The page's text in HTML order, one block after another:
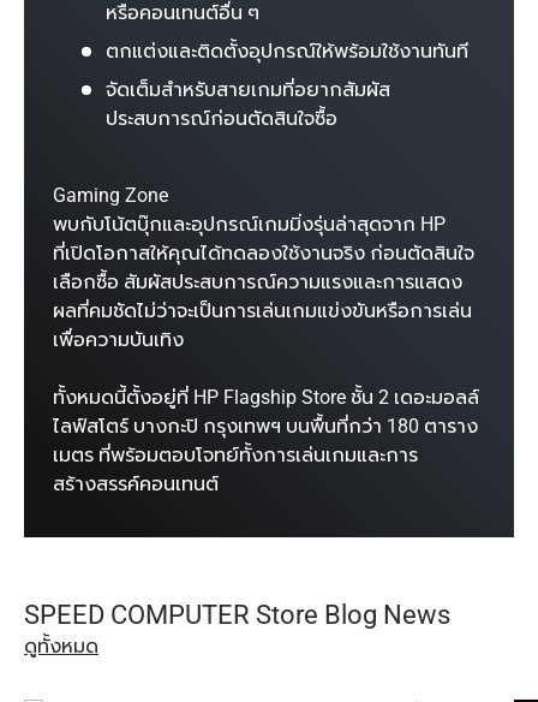
หรือคอนเทนต์อื่น ๆ
ตกแต่งและติดตั้งอุปกรณ์ให้พร้อมใช้งานทันที
จัดเต็มสำหรับสายเกมที่อยากสัมผัส
ประสบการณ์ก่อนตัดสินใจซื้อ
Gaming Zone
พบกับโน้ตบุ๊กและอุปกรณ์เกมมิ่งรุ่นล่าสุดจาก HP
ที่เปิดโอกาสให้คุณได้ทดลองใช้งานจริง ก่อนตัดสินใจ
เลือกซื้อ สัมผัสประสบการณ์ความแรงและการแสดง
ผลที่คมชัดไม่ว่าจะเป็นการเล่นเกมแข่งขันหรือการเล่น
เพื่อความบันเทิง
ทั้งหมดนี้ตั้งอยู่ที่ HP Flagship Store ชั้น 2 เดอะมอลล์
ไลฟ์สโตร์ บางกะปิ กรุงเทพฯ บนพื้นที่กว่า 180 ตาราง
เมตร ที่พร้อมตอบโจทย์ทั้งการเล่นเกมและการ
สร้างสรรค์คอนเทนต์
SPEED COMPUTER Store Blog News
ดูทั้งหมด